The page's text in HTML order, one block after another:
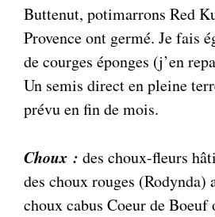
Buttenut, potimarrons Red
Provence ont germé. Je fais
de courges éponges (j’en
Un semis direct en pleine
prévu en fin de mois.
Choux : des choux-fleurs
des choux rouges (Rodynda)
choux cabus Coeur de Boeuf